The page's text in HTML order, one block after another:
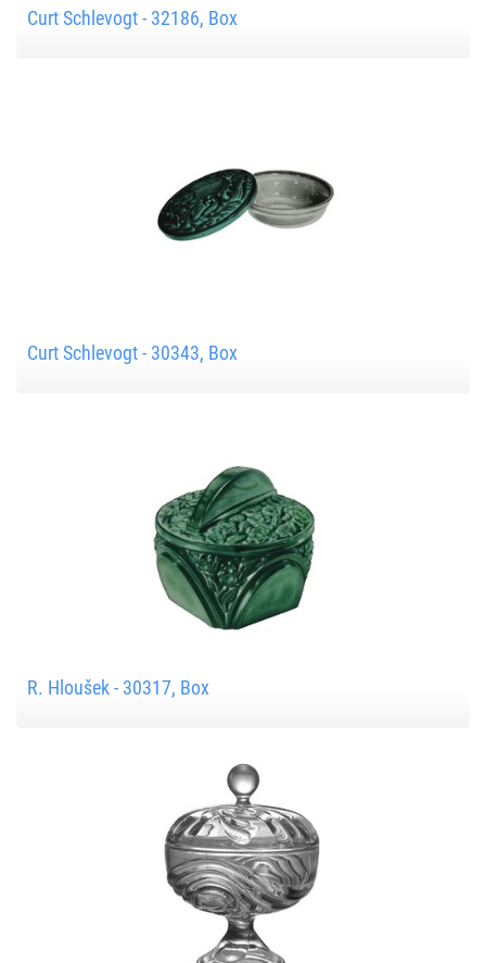
Curt Schlevogt - 32186, Box
Curt Schlevogt - 30343, Box
R. Hloušek - 30317, Box